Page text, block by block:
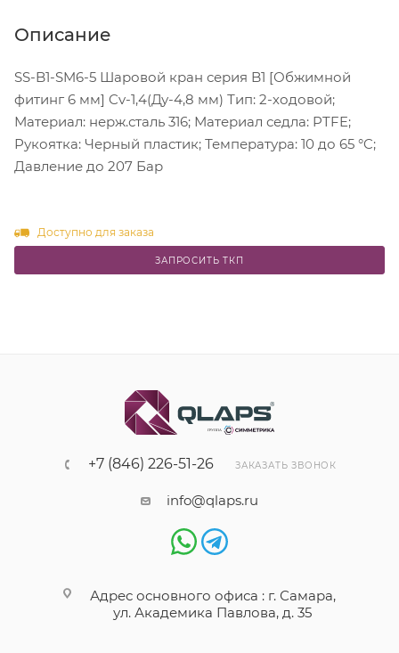
Описание
SS-B1-SM6-5 Шаровой кран серия B1 [Обжимной
фитинг 6 мм] Cv-1,4(Ду-4,8 мм) Тип: 2-ходовой;
Материал: нерж.сталь 316; Материал седла: PTFE;
Рукоятка: Черный пластик; Температура: 10 до 65 °C;
Давление до 207 Бар
Доступно для заказа
ЗАПРОСИТЬ ТКП
+7 (846) 226-51-26 ЗАКАЗАТЬ ЗВОНОК
info@qlaps.ru
Адрес основного офиса : г. Самара,
ул. Академика Павлова, д. 35